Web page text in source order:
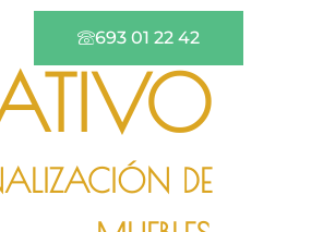
693 01 22 42
DE